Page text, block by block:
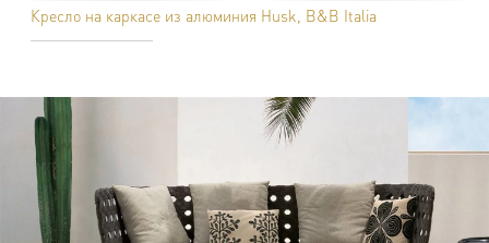
Кресло на каркасе из алюминия Husk, B&B Italia